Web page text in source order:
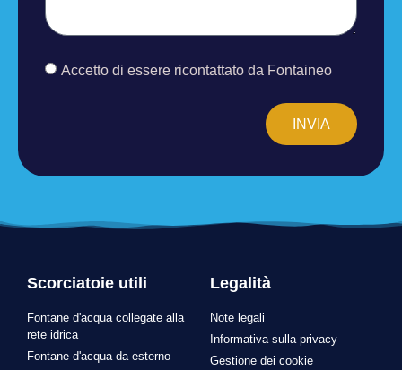
Accetto di essere ricontattato da Fontaineo
INVIA
Scorciatoie utili
Fontane d'acqua collegate alla
rete idrica
Fontane d'acqua da esterno
Legalità
Note legali
Informativa sulla privacy
Gestione dei cookie